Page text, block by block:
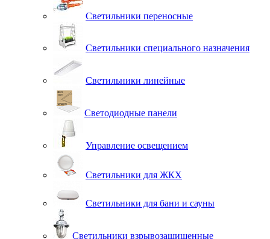
Светильники переносные
Светильники специального назначения
Светильники линейные
Светодиодные панели
Управление освещением
Светильники для ЖКХ
Светильники для бани и сауны
Светильники взрывозащищенные